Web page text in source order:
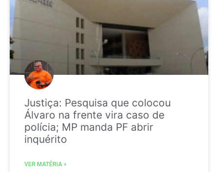
Justiça: Pesquisa que colocou
Álvaro na frente vira caso de
polícia; MP manda PF abrir
inquérito
VER MATÉRIA »